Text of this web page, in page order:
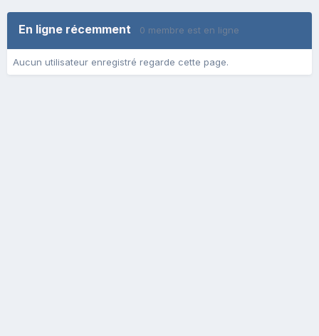
En ligne récemment 0 membre est en ligne
Aucun utilisateur enregistré regarde cette page.